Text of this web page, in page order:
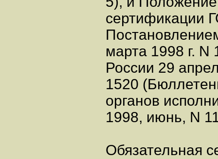
сертификации
марта 1998 г.
России 29
1520
органов
1998, июнь, N
Обязательная